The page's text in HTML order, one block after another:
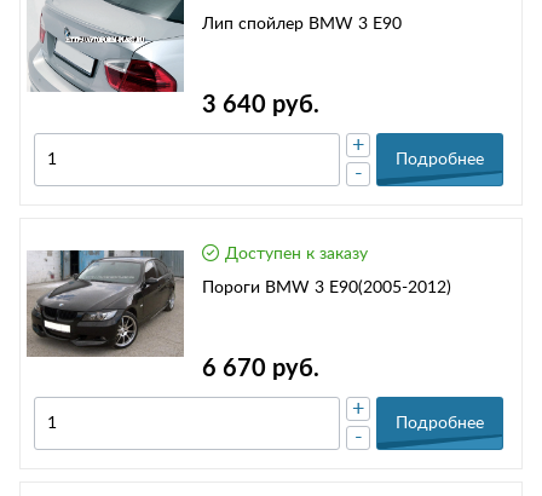
Лип спойлер BMW 3 E90
3 640 руб.
-
+
Подробнее
Доступен к заказу
Пороги BMW 3 E90(2005-2012)
6 670 руб.
-
+
Подробнее